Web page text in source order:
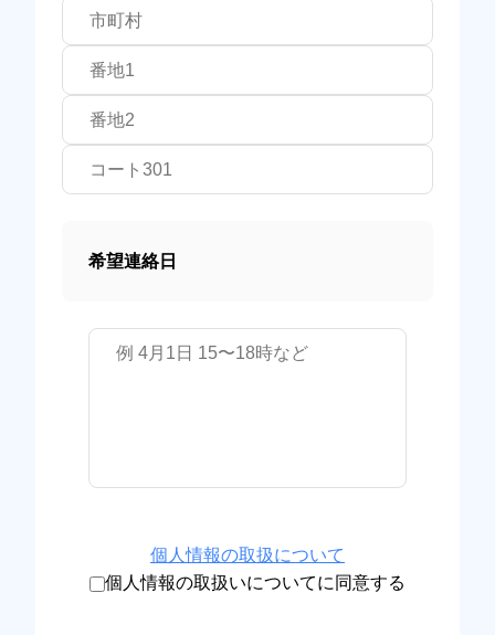
希望連絡日
個人情報の取扱について
個人情報の取扱いについてに同意する